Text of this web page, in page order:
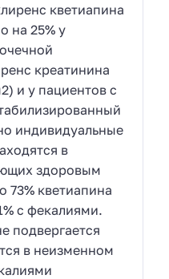
кветиапина
на 25% у
креатинина
и у пациентов с
индивидуальные
в
здоровым
73% кветиапина
с фекалиями.
подвергается
в неизменном